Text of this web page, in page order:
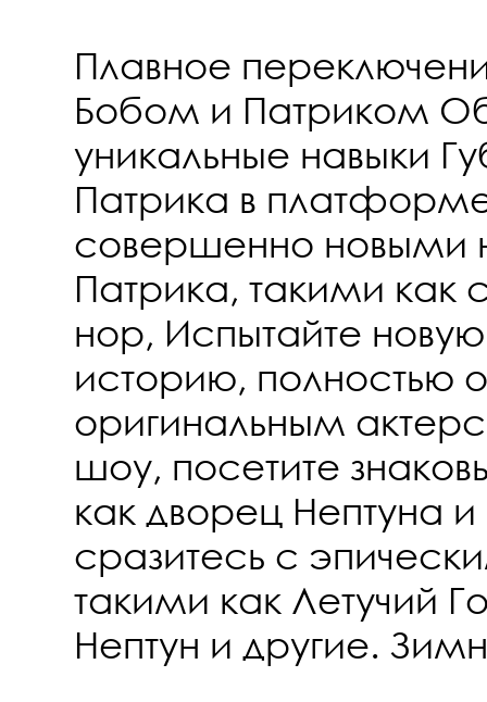
Плавное
Бобом и Патриком
уникальные навыки
Патрика в
совершенно новыми
Патрика, такими как
нор, Испытайте
историю, полностью
оригинальным
шоу, посетите
как дворец Нептуна
сразитесь с
такими как Летучий
Нептун и другие.